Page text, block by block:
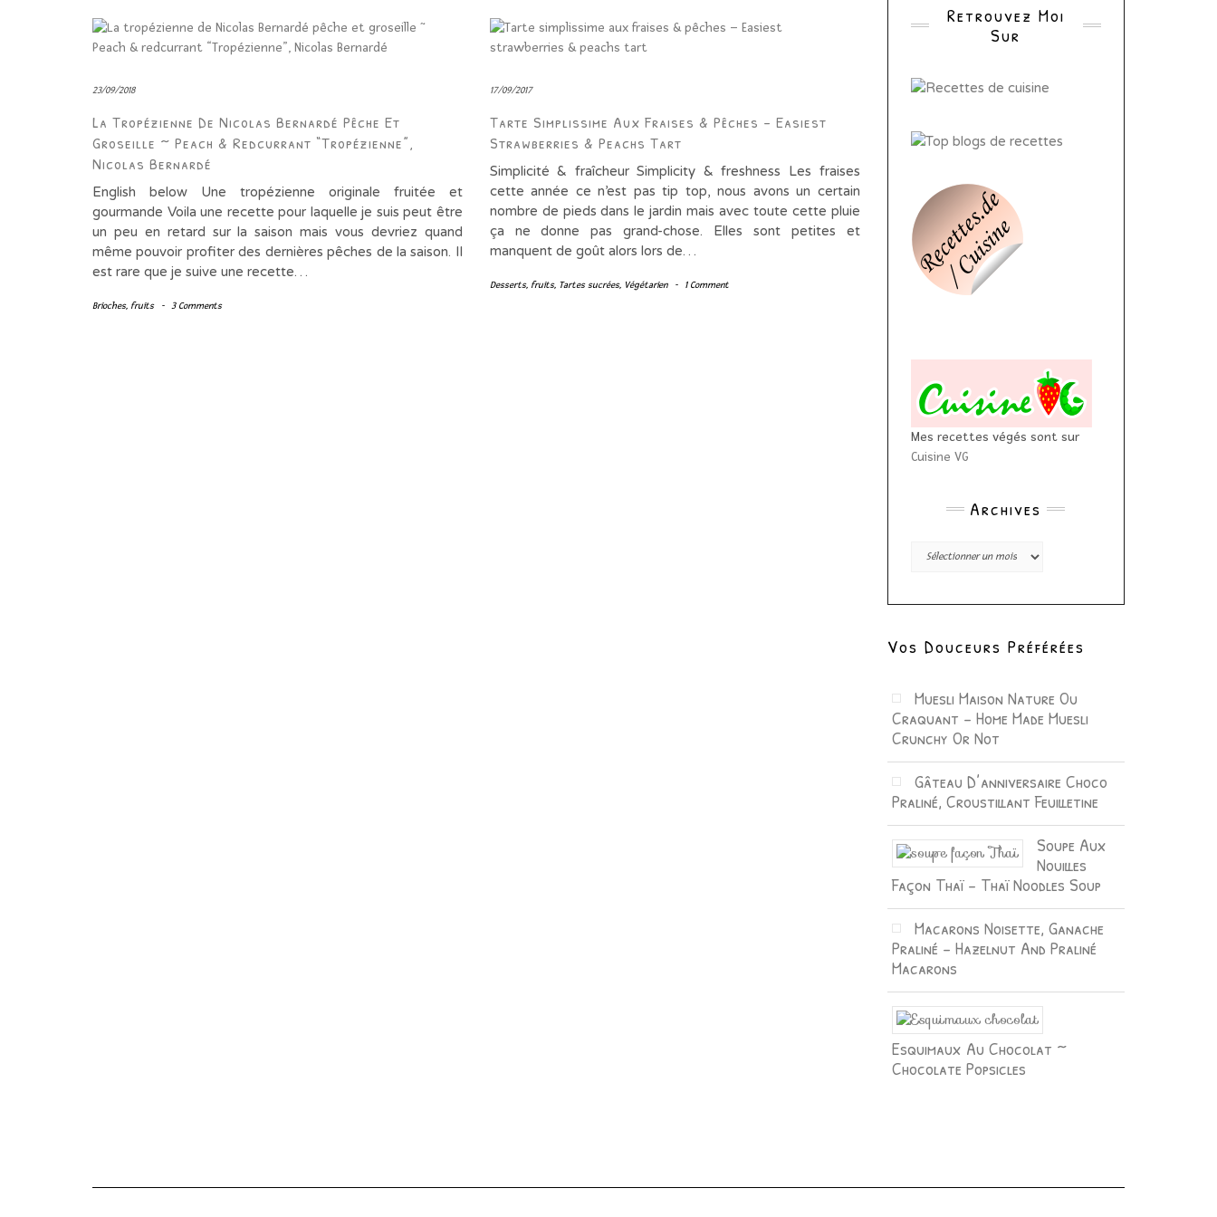
23/09/2018
La Tropézienne De Nicolas Bernardé Pêche Et
Groseille ~ Peach & Redcurrant “Tropézienne”,
Nicolas Bernardé
English below Une tropézienne originale fruitée et
gourmande Voila une recette pour laquelle je suis peut être
un peu en retard sur la saison mais vous devriez quand
même pouvoir profiter des dernières pêches de la saison. Il
est rare que je suive une recette…
Brioches, fruits - 3 Comments
17/09/2017
Tarte Simplissime Aux Fraises & Pêches – Easiest
Strawberries & Peachs Tart
Simplicité & fraîcheur Simplicity & freshness Les fraises
cette année ce n’est pas tip top, nous avons un certain
nombre de pieds dans le jardin mais avec toute cette pluie
ça ne donne pas grand-chose. Elles sont petites et
manquent de goût alors lors de…
Desserts, fruits, Tartes sucrées, Végétarien - 1 Comment
Retrouvez Moi
Sur
Mes recettes végés sont sur
Cuisine VG
Archives
Archives
Vos Douceurs Préférées
Muesli Maison Nature Ou
Craquant – Home Made Muesli
Crunchy Or Not
Gâteau D’anniversaire Choco
Praliné, Croustillant Feuilletine
Soupe Aux
Nouilles
Façon Thaï – Thaï Noodles Soup
Macarons Noisette, Ganache
Praliné – Hazelnut And Praliné
Macarons
Esquimaux Au Chocolat ~
Chocolate Popsicles